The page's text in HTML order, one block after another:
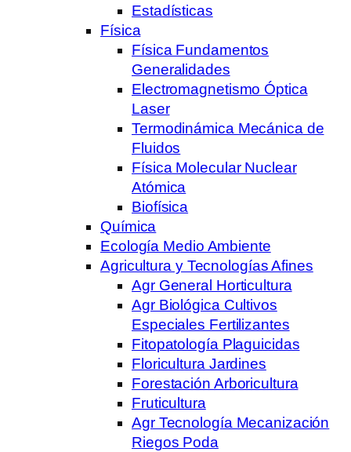
Estadísticas
Física
Física Fundamentos
Generalidades
Electromagnetismo Óptica
Laser
Termodinámica Mecánica de
Fluidos
Física Molecular Nuclear
Atómica
Biofísica
Química
Ecología Medio Ambiente
Agricultura y Tecnologías Afines
Agr General Horticultura
Agr Biológica Cultivos
Especiales Fertilizantes
Fitopatología Plaguicidas
Floricultura Jardines
Forestación Arboricultura
Fruticultura
Agr Tecnología Mecanización
Riegos Poda